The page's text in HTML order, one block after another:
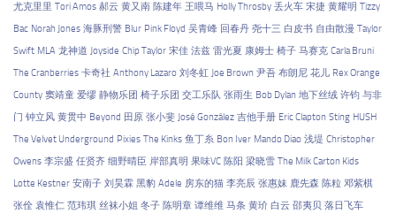
尤克里里 Tori Amos 郝云 黄又南 陈建年 王喂马 Holly Throsby 丢火车 宋捷 黄耀明 Tizzy
Bac Norah Jones 海豚刑警 Blur Pink Floyd 吴青峰 回春丹 尧十三 白皮书 自由散漫 Taylor
Swift MLA 龙神道 Joyside Chip Taylor 宋佳 法兹 雷光夏 康姆士 椅子 马赛克 Carla Bruni
The Cranberries 卡奇社 Anthony Lazaro 刘冬虹 Joe Brown 尹吾 布朗尼 花儿 Rex Orange
County 窦靖童 爱缪 静物乐团 椅子乐团 交工乐队 张雨生 Bob Dylan 地下丝绒 许钧 与非
门 钟立风 黄贯中 Beyond 田原 张小斐 José González 吉他手册 Eric Clapton Sting HUSH
The Velvet Underground Pixies The Kinks 鱼丁糸 Bon Iver Mando Diao 浅堤 Christopher
Owens 李宗盛 任贤齐 细野晴臣 岸部真明 果味VC 陈阳 梁晓雪 The Milk Carton Kids
Lotte Kestner 安南子 刘昊霖 黑豹 Adele 房东的猫 李亮辰 张惠妹 鹿先森 陈粒 邓紫棋
张佺 袁惟仁 范玮琪 丝袜小姐 冬子 陈明章 谭维维 马条 黄玠 白云 邵夷贝 落日飞车